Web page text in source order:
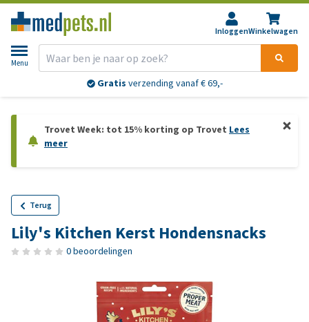
InloggenWinkelwagen
Menu
Gratis verzending vanaf € 69,-
Trovet Week: tot 15% korting op Trovet Lees
meer
Terug
Lily's Kitchen Kerst Hondensnacks
0 beoordelingen